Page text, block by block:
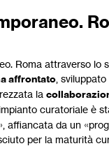
Roma attraverso lo
affrontato ,
la
curatoriale è
affiancata da un
per la maturità